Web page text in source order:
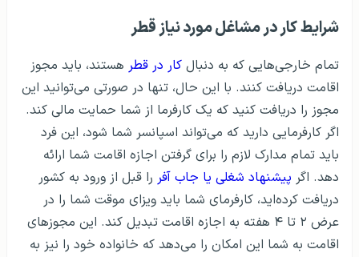
شرایط کار در مشاغل مورد نیاز قطر
تمام خارجی‌هایی که به دنبال کار در قطر هستند، باید مجوز
اقامت دریافت کنند. با این حال، تنها در صورتی می‌توانید این
مجوز را دریافت کنید که یک کارفرما از شما حمایت مالی کند.
اگر کارفرمایی دارید که می‌تواند اسپانسر شما شود، این فرد
باید تمام مدارک لازم را برای گرفتن اجازه اقامت شما ارائه
دهد. اگر پیشنهاد شغلی یا جاب آفر را قبل از ورود به کشور
دریافت کرده‌اید، کارفرمای شما باید ویزای موقت شما را در
عرض ۲ تا ۴ هفته به اجازه اقامت تبدیل کند. این مجوزهای
اقامت به شما این امکان را می‌دهد که خانواده خود را نیز به